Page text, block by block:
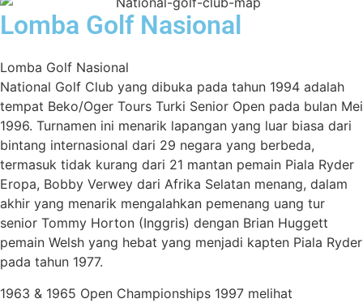
Lomba Golf Nasional
Lomba Golf Nasional
National Golf Club yang dibuka pada tahun 1994 adalah
tempat Beko/Oger Tours Turki Senior Open pada bulan Mei
1996. Turnamen ini menarik lapangan yang luar biasa dari
bintang internasional dari 29 negara yang berbeda,
termasuk tidak kurang dari 21 mantan pemain Piala Ryder
Eropa, Bobby Verwey dari Afrika Selatan menang, dalam
akhir yang menarik mengalahkan pemenang uang tur
senior Tommy Horton (Inggris) dengan Brian Huggett
pemain Welsh yang hebat yang menjadi kapten Piala Ryder
pada tahun 1977.
1963 & 1965 Open Championships 1997 melihat